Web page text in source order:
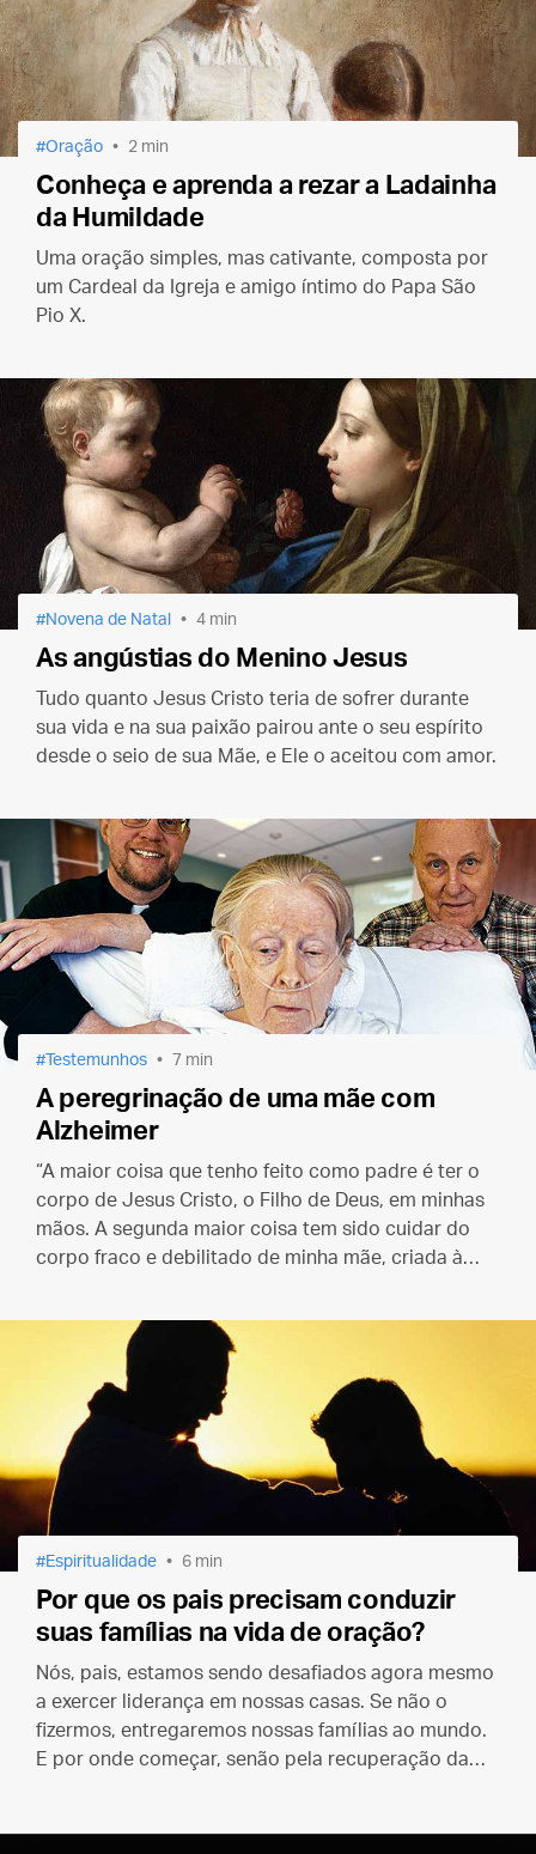
Oração 2 min
Conheça e aprenda a rezar a Ladainha
da Humildade
Uma oração simples, mas cativante, composta por
um Cardeal da Igreja e amigo íntimo do Papa São
Pio X.
Novena de Natal 4 min
As angústias do Menino Jesus
Tudo quanto Jesus Cristo teria de sofrer durante
sua vida e na sua paixão pairou ante o seu espírito
desde o seio de sua Mãe, e Ele o aceitou com amor.
Testemunhos 7 min
A peregrinação de uma mãe com
Alzheimer
“A maior coisa que tenho feito como padre é ter o
corpo de Jesus Cristo, o Filho de Deus, em minhas
mãos. A segunda maior coisa tem sido cuidar do
corpo fraco e debilitado de minha mãe, criada à
Espiritualidade 6 min
Por que os pais precisam conduzir
suas famílias na vida de oração?
Nós, pais, estamos sendo desafiados agora mesmo
a exercer liderança em nossas casas. Se não o
fizermos, entregaremos nossas famílias ao mundo.
E por onde começar, senão pela recuperação da